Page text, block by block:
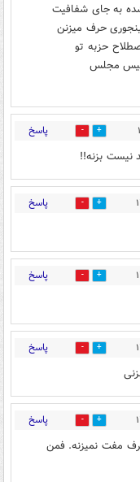
به جای شفافیت
حرف میزنن
حزبه تو
مجلس
1 پاسخ
بزنه!!
0 پاسخ
0 پاسخ
3 پاسخ
2 پاسخ
مفت نمیزنه. فمن